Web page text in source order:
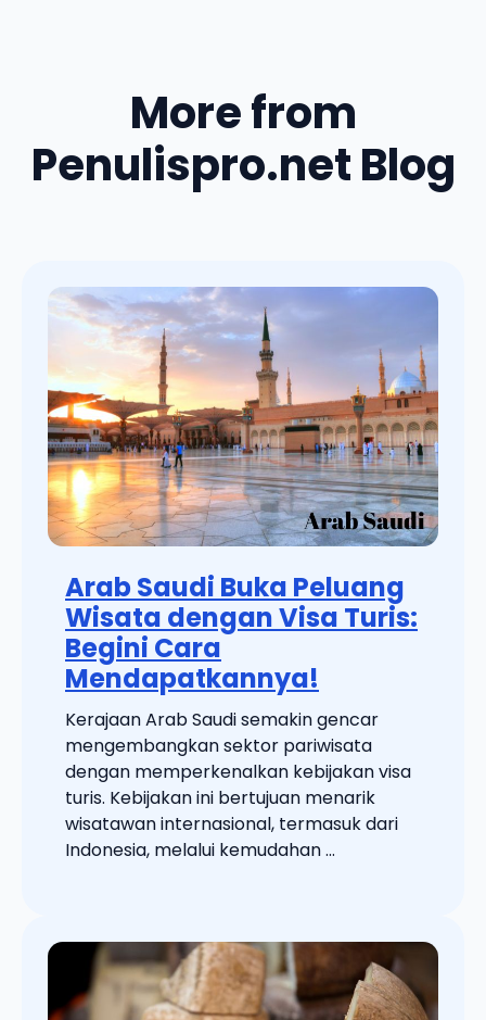
More from
Penulispro.net Blog
Arab Saudi Buka Peluang
Wisata dengan Visa Turis:
Begini Cara
Mendapatkannya!
Kerajaan Arab Saudi semakin gencar
mengembangkan sektor pariwisata
dengan memperkenalkan kebijakan visa
turis. Kebijakan ini bertujuan menarik
wisatawan internasional, termasuk dari
Indonesia, melalui kemudahan ...